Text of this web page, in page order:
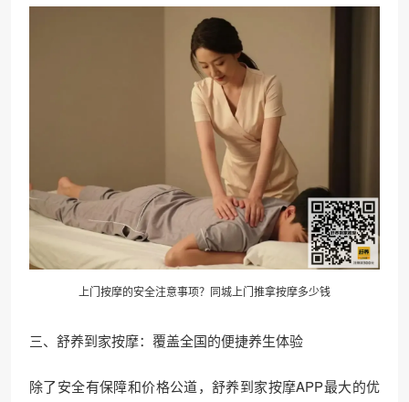
上门按摩的安全注意事项？同城上门推拿按摩多少钱
三、舒养到家按摩：覆盖全国的便捷养生体验
除了安全有保障和价格公道，舒养到家按摩APP最大的优